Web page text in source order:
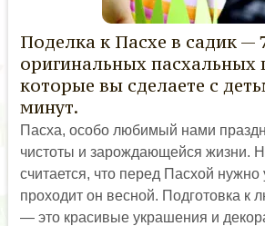
Поделка к Пасхе в садик —
оригинальных пасхальных
которые вы сделаете с
минут.
Пасха, особо любимый нами
чистоты и зарождающейся жизни.
считается, что перед Пасхой нужно
проходит он весной. Подготовка к
— это красивые украшения и